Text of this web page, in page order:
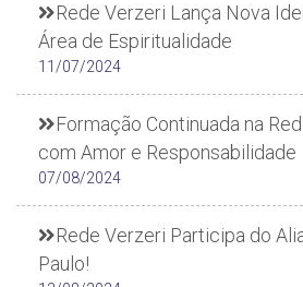
Rede Verzeri Lança Nova
Área de Espiritualidade
11/07/2024
Formação Continuada na
com Amor e Responsabilidade
07/08/2024
Rede Verzeri Participa do
Paulo!